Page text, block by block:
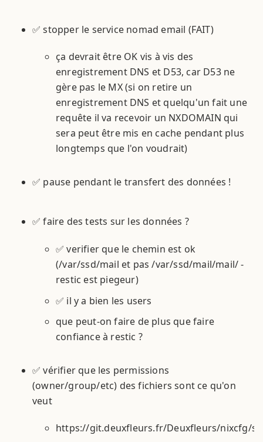
✅ stopper le service nomad email (FAIT)
ça devrait être OK vis à vis des
enregistrement DNS et D53, car D53 ne
gère pas le MX (si on retire un
enregistrement DNS et quelqu'un fait une
requête il va recevoir un NXDOMAIN qui
sera peut être mis en cache pendant plus
longtemps que l'on voudrait)
✅ pause pendant le transfert des données !
✅ faire des tests sur les données ?
✅ verifier que le chemin est ok
(/var/ssd/mail et pas /var/ssd/mail/mail/ -
restic est piegeur)
✅ il y a bien les users
que peut-on faire de plus que faire
confiance à restic ?
✅ vérifier que les permissions
(owner/group/etc) des fichiers sont ce qu'on
veut
https://git.deuxfleurs.fr/Deuxfleurs/nixcfg/